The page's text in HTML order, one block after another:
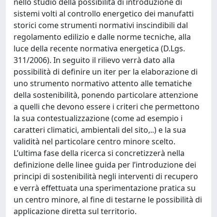
sistemi volti al controllo energetico dei manufatti
storici come strumenti normativi inscindibili dal
regolamento edilizio e dalle norme tecniche, alla
luce della recente normativa energetica (D.Lgs.
311/2006). In seguito il rilievo verrà dato alla
possibilità di definire un iter per la elaborazione di
uno strumento normativo attento alle tematiche
della sostenibilità, ponendo particolare attenzione
a quelli che devono essere i criteri che permettono
la sua contestualizzazione (come ad esempio i
caratteri climatici, ambientali del sito,..) e la sua
validità nel particolare centro minore scelto.
L’ultima fase della ricerca si concretizzerà nella
definizione delle linee guida per l’introduzione dei
principi di sostenibilità negli interventi di recupero
e verrà effettuata una sperimentazione pratica su
un centro minore, al fine di testarne le possibilità di
applicazione diretta sul territorio.